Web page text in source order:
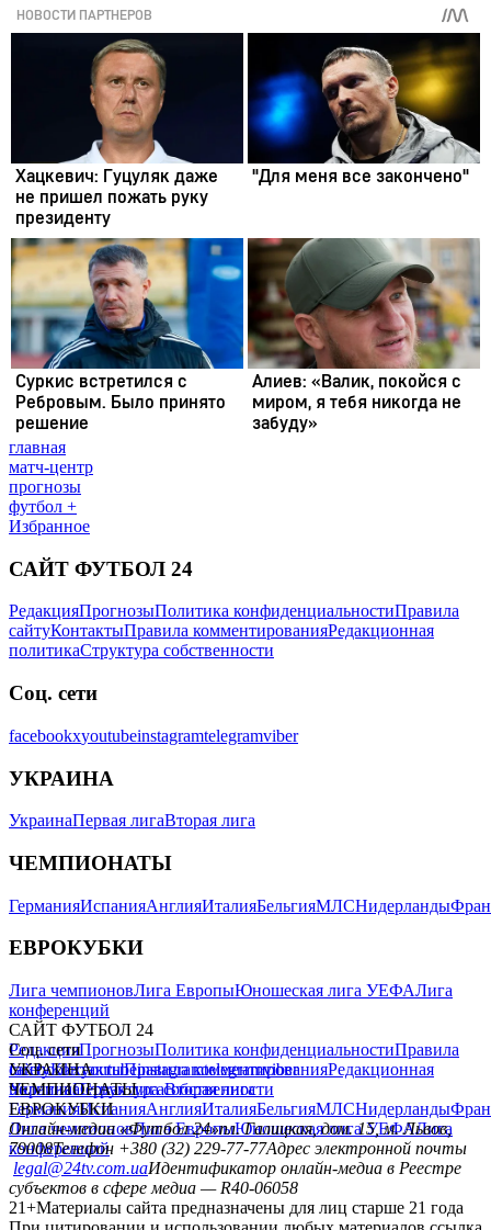
главная
матч-центр
прогнозы
футбол +
Избранное
САЙТ ФУТБОЛ 24
РедакцияПрогнозыПолитика конфиденциальностиПравила
сайтуКонтактыПравила комментированияРедакционная
политикаСтруктура собственности
Соц. сети
facebookxyoutubeinstagramtelegramviber
УКРАИНА
УкраинаПервая лигаВторая лига
ЧЕМПИОНАТЫ
ГерманияИспанияАнглияИталияБельгияМЛСНидерланды
ЕВРОКУБКИ
Лига чемпионовЛига ЕвропыЮношеская лига УЕФАЛига
конференций
САЙТ ФУТБОЛ 24
РедакцияПрогнозыПолитика конфиденциальностиПравила
сайтуКонтактыПравила комментированияРедакционная
политикаСтруктура собственности
Соц. сети
facebookxyoutubeinstagramtelegramviber
УКРАИНА
УкраинаПервая лигаВторая лига
ЧЕМПИОНАТЫ
ГерманияИспанияАнглияИталияБельгияМЛСНидерланды
ЕВРОКУБКИ
Лига чемпионовЛига ЕвропыЮношеская лига УЕФАЛига
конференций
Онлайн-медиа «Футбол 24»пл. Галицкая, дом. 15, м. Львов,
79008Телефон +380 (32) 229-77-77Адрес электронной почты
legal@24tv.com.uaИдентификатор онлайн-медиа в Реестре
субъектов в сфере медиа — R40-06058
21+Материалы сайта предназначены для лиц старше 21 года